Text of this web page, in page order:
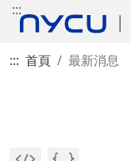
:::
::: 首頁 最新消息